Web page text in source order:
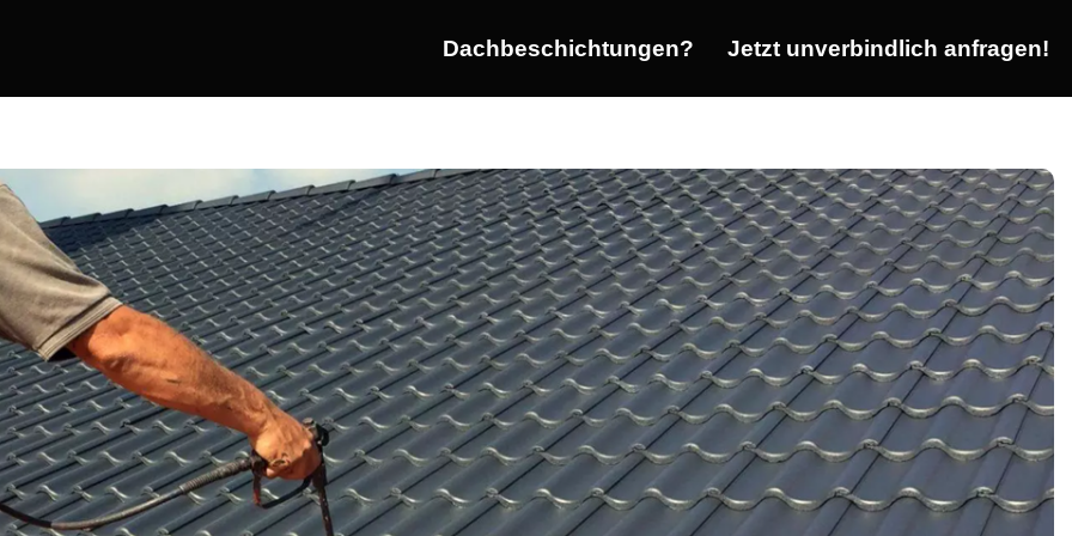
Dachbeschichtungen? Jetzt unverbindlich anfragen!